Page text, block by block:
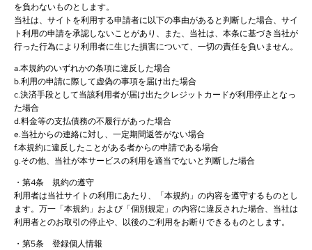
を負わないものとします。
当社は、サイトを利用する申請者に以下の事由があると判断した場合、サイ
ト利用の申請を承認しないことがあり、また、当社は、本条に基づき当社が
行った行為により利用者に生じた損害について、一切の責任を負いません。
a.本規約のいずれかの条項に違反した場合
b.利用の申請に際して虚偽の事項を届け出た場合
c.決済手段として当該利用者が届け出たクレジットカードが利用停止となっ
た場合
d.料金等の支払債務の不履行があった場合
e.当社からの連絡に対し、一定期間返答がない場合
f.本規約に違反したことがある者からの申請である場合
g.その他、当社が本サービスの利用を適当でないと判断した場合
・第4条 規約の遵守
利用者は当社サイトの利用にあたり、「本規約」の内容を遵守するものとし
ます。万一「本規約」および「個別規定」の内容に違反された場合、当社は
利用者とのお取引の停止や、以後のご利用をお断りできるものとします。
・第5条 登録個人情報